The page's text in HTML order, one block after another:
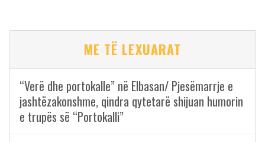
ME TË LEXUARAT
“Verë dhe portokalle” në Elbasan/ Pjesëmarrje e
jashtëzakonshme, qindra qytetarë shijuan humorin
e trupës së “Portokalli”